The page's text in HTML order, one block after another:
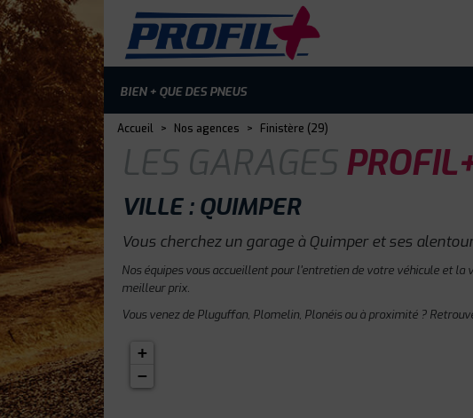
BIEN + QUE DES PNEUS
Accueil > Nos agences > Finistère (29)
LES GARAGES
VILLE : QUIMPER
Vous cherchez un garage à Quimper et ses
Nos équipes vous accueillent pour l'entretien de votre véhicule et
meilleur prix.
Vous venez de Pluguffan, Plomelin, Plonéis ou à proximité ?
+
−